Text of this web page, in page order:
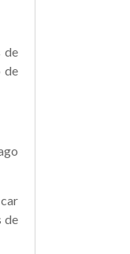
de
de
de